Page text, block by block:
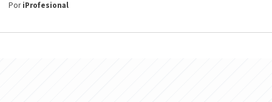
PoriProfesional